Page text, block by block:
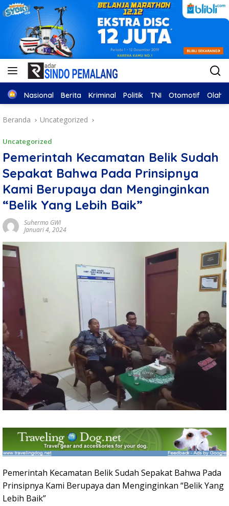
Home
Nasional Berita Kriminal Politik TNI Otomotif
Beranda Uncategorized
Uncategorized
Pemerintah Kecamatan Belik Sudah
Sepakat Bahwa Pada Prinsipnya
Kami Berupaya dan Menginginkan
“Belik Yang Lebih Baik”
Suhermo GWI
Januari 4, 2024
Pemerintah Kecamatan Belik Sudah Sepakat Bahwa Pada
Prinsipnya Kami Berupaya dan Menginginkan “Belik Yang
Lebih Baik”